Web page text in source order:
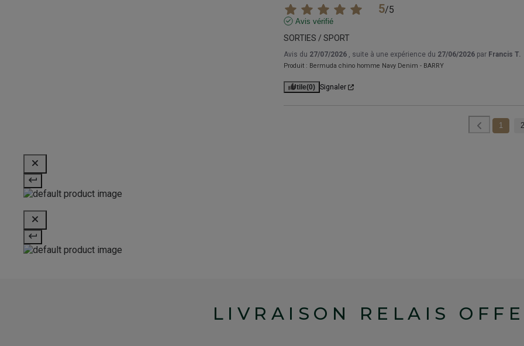
5/5
Avis vérifié
SORTIES / SPORT
Avis du 27/07/2026 , suite à une expérience du 27/06/2026 par Francis T.
Produit : Bermuda chino homme Navy Denim - BARRY
Utile(0) Signaler
1
LIVRAISON RELAIS